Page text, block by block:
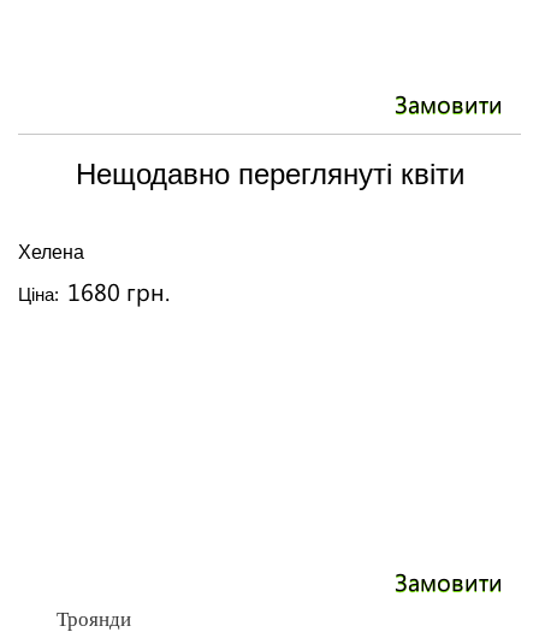
Замовити
Нещодавно переглянуті квіти
Хелена
Ціна: 1680 грн.
Замовити
Троянди